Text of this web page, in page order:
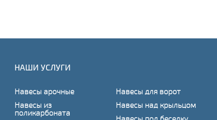
НАШИ УСЛУГИ
Навесы арочные
Навесы из
поликарбоната
Навесы для ворот
Навесы над крыльцом